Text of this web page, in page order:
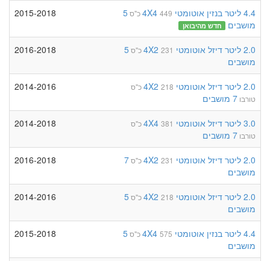
4.4 ליטר בנזין אוטומטי 4X4 449 כ"ס
5
מושבים
חדש מהיבואן
2015-2018
2.0 ליטר דיזל אוטומטי 4X2 231 כ"ס
5
מושבים
2016-2018
2.0 ליטר דיזל אוטומטי 4X2 218 כ"ס
טורבו 7 מושבים
2014-2016
3.0 ליטר דיזל אוטומטי 4X4 381 כ"ס
טורבו 7 מושבים
2014-2018
2.0 ליטר דיזל אוטומטי 4X2 231 כ"ס
7
מושבים
2016-2018
2.0 ליטר דיזל אוטומטי 4X2 218 כ"ס
5
מושבים
2014-2016
4.4 ליטר בנזין אוטומטי 4X4 575 כ"ס
5
מושבים
2015-2018